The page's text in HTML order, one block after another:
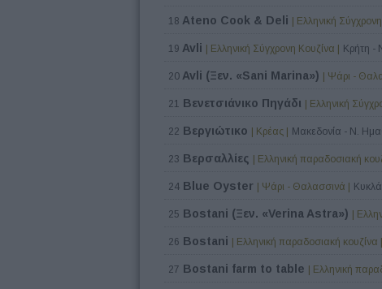
18 Ateno Cook & Deli | Ελληνική
19 Avli | Ελληνική Σύγχρονη Κουζίνα | Κρήτη -
20 Avli (Ξεν. «Sani Marina») | Ψάρι -
21 Βενετσιάνικο Πηγάδι | Ελληνική
22 Βεργιώτικο | Κρέας | Μακεδονία - Ν.
23 Βερσαλλίες | Ελληνική παραδοσιακή
24 Blue Oyster | Ψάρι - Θαλασσινά |
25 Bostani (Ξεν. «Verina Astra») |
26 Bostani | Ελληνική παραδοσιακή κουζίνα |
27 Bostani farm to table | Ελληνική